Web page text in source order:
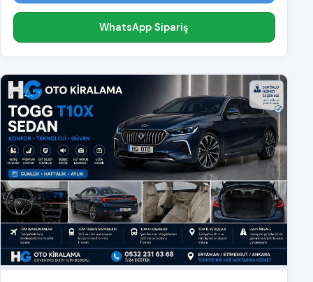
WhatsApp Sipariş